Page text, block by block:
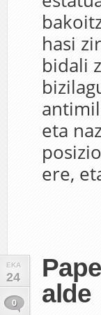
hasi
bidali
eta
ere,
EKA
24
0
alde